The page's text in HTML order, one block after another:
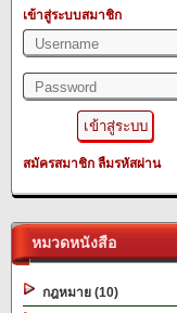
เข้าสู่ระบบสมาชิก
สมัครสมาชิก ลืมรหัสผ่าน
หมวดหนังสือ
กฎหมาย (10)